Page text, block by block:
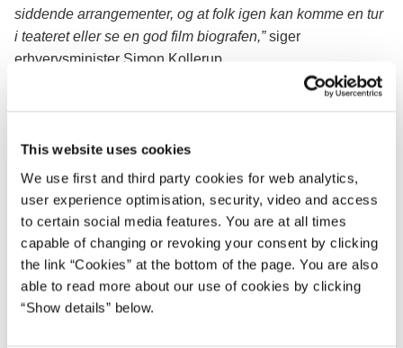
This website uses cookies
We use first and third party cookies for web analytics,
user experience optimisation, security, video and access
to certain social media features. You are at all times
capable of changing or revoking your consent by clicking
the link “Cookies” at the bottom of the page. You are also
able to read more about our use of cookies by clicking
“Show details” below.
siddende arrangementer, og at folk igen kan komme en tur
i teateret eller se en god film biografen,”siger
erhvervsminister Simon Kollerup.
Epidemikommissionen vil løbende vurdere muligheden for
forløber trinvis i takt med epidemiudviklingen.
næste trin vil være relevant bl.a. at genåbne hovedparten
af de øvrige aktiviteter på erhvervsområdet for eksempel
messer, lege- og badelande, forsamlingshuse og
selskabslokaler samt lempelse af restriktioner for
serveringsteder med videre. Epidemikommissionen
vurderer dog samtidig, at der forventeligt også efter næste